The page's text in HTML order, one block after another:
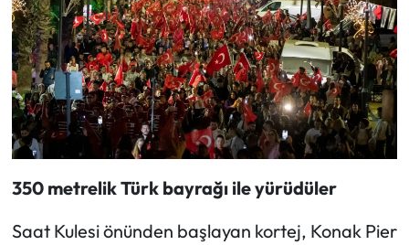
350 metrelik Türk bayrağı ile yürüdüler
Saat Kulesi önünden başlayan kortej, Konak Pier